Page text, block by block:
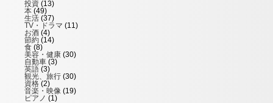
投資 (13)
本 (49)
生活 (37)
TV・ドラマ (11)
お酒 (4)
節約 (14)
食 (8)
美容・健康 (30)
自動車 (3)
英語 (3)
観光、旅行 (30)
資格 (2)
音楽・映像 (19)
ピアノ (1)